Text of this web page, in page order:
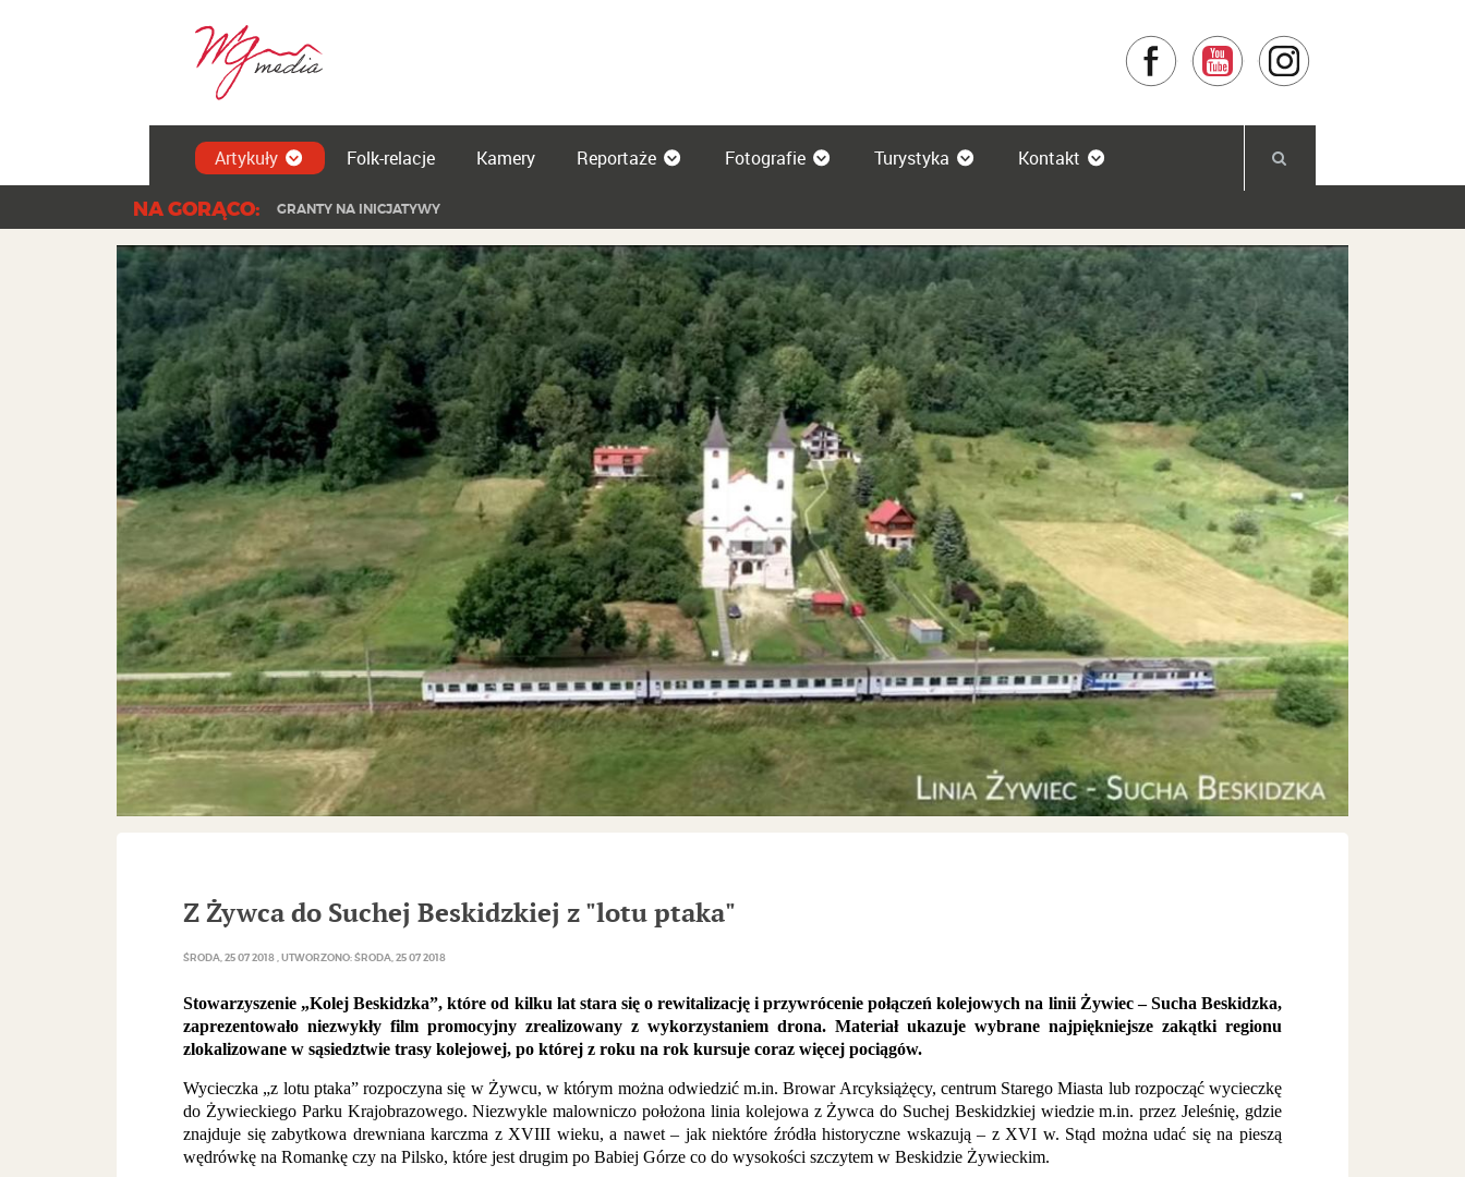
Facebook YouTube
Artykuły Folk-relacje Kamery Reportaże Fotografie Turystyka Kontakt
NA GORĄCO: GRANTY NA INICJATYWY
Z Żywca do Suchej Beskidzkiej z "lotu ptaka"
ŚRODA, 25 07 2018 UTWORZONO: ŚRODA, 25 07 2018
Stowarzyszenie „Kolej Beskidzka”, które od kilku lat stara się o rewitalizację i przywrócenie połączeń kolejowych na linii Żywiec – Sucha Beskidzka,
zaprezentowało niezwykły film promocyjny zrealizowany z wykorzystaniem drona. Materiał ukazuje wybrane najpiękniejsze zakątki regionu
zlokalizowane w sąsiedztwie trasy kolejowej, po której z roku na rok kursuje coraz więcej pociągów.
Wycieczka „z lotu ptaka” rozpoczyna się w Żywcu, w którym można odwiedzić m.in. Browar Arcyksiążęcy, centrum Starego Miasta lub rozpocząć wycieczkę
do Żywieckiego Parku Krajobrazowego. Niezwykle malowniczo położona linia kolejowa z Żywca do Suchej Beskidzkiej wiedzie m.in. przez Jeleśnię, gdzie
znajduje się zabytkowa drewniana karczma z XVIII wieku, a nawet – jak niektóre źródła historyczne wskazują – z XVI w. Stąd można udać się na pieszą
wędrówkę na Romankę czy na Pilsko, które jest drugim po Babiej Górze co do wysokości szczytem w Beskidzie Żywieckim.